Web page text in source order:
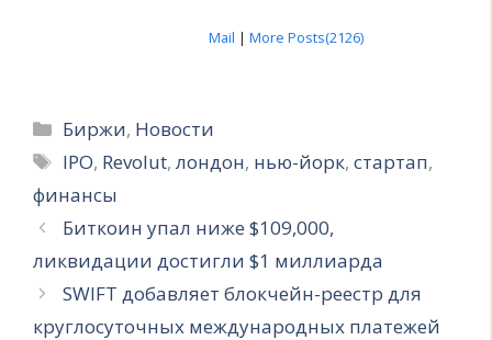
Mail | More Posts(2126)
Рубрики
Биржи, Новости
Метки
IPO, Revolut,лондон, нью-йорк,стартап,
финансы
Биткоин упал ниже $109,000,
ликвидации достигли $1 миллиарда
SWIFT добавляет блокчейн-реестр для
круглосуточных международных платежей